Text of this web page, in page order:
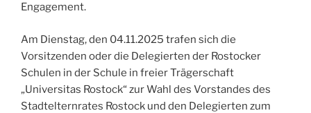
Engagement.
Am Dienstag, den 04.11.2025 trafen sich die
Vorsitzenden oder die Delegierten der Rostocker
Schulen in der Schule in freier Trägerschaft
„Universitas Rostock“ zur Wahl des Vorstandes des
Stadtelternrates Rostock und den Delegierten zum